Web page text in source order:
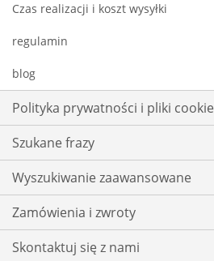
Czas realizacji i koszt wysyłki
regulamin
blog
Polityka prywatności i pliki cookie
Szukane frazy
Wyszukiwanie zaawansowane
Zamówienia i zwroty
Skontaktuj się z nami